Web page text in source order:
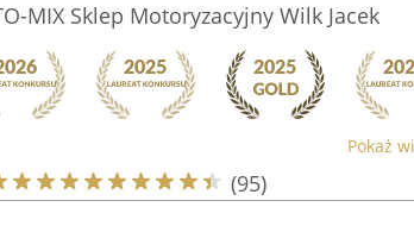
MIX Sklep Motoryzacyjny Wilk Jacek
Pokaż
(95)